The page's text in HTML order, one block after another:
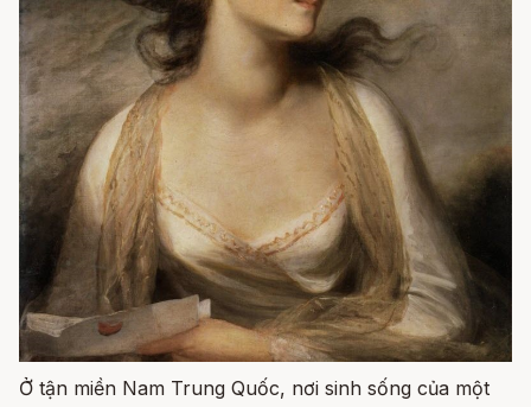
Ở tận miền Nam Trung Quốc, nơi sinh sống của một